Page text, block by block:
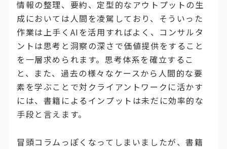
情報の整理、要約、定型的なアウトプットの生
成においては人間を凌駕しており、そういった
作業は上手くAIを活用すればよく、コンサルタ
ントは思考と洞察の深さで価値提供をすること
を一層求められます。思考体系を確立するこ
と、また、過去の様々なケースから人間的な要
素を学ぶことで対クライアントワークに活かす
には、書籍によるインプットは未だに効率的な
手段と言えます。
冒頭コラムっぽくなってしまいましたが、書籍